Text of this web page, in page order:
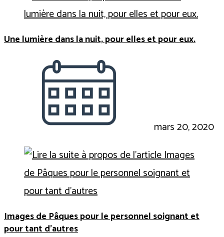
Une lumière dans la nuit, pour elles et pour eux.
mars 20, 2020
Images de Pâques pour le personnel soignant et
pour tant d’autres